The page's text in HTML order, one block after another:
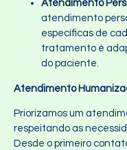
Atendimento
atendimento
específicas de
tratamento é
do paciente.
Atendimento
Priorizamos um
respeitando as
Desde o primeiro